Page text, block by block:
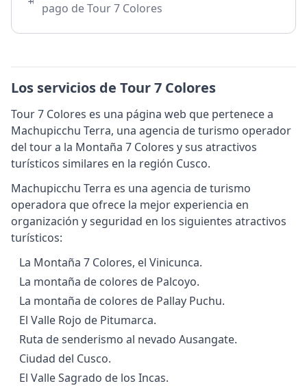
pago de Tour 7 Colores
Los servicios de Tour 7 Colores
Tour 7 Colores es una página web que pertenece a
Machupicchu Terra, una agencia de turismo operador
del tour a la Montaña 7 Colores y sus atractivos
turísticos similares en la región Cusco.
Machupicchu Terra es una agencia de turismo
operadora que ofrece la mejor experiencia en
organización y seguridad en los siguientes atractivos
turísticos:
La Montaña 7 Colores, el Vinicunca.
La montaña de colores de Palcoyo.
La montaña de colores de Pallay Puchu.
El Valle Rojo de Pitumarca.
Ruta de senderismo al nevado Ausangate.
Ciudad del Cusco.
El Valle Sagrado de los Incas.